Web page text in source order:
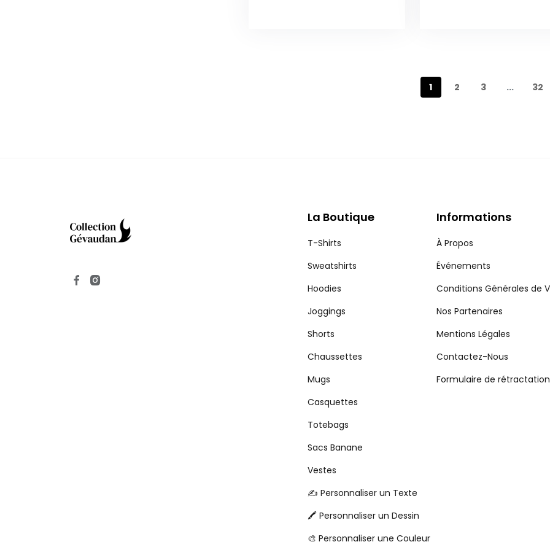
1 2 3 ... 32
La Boutique
T-Shirts
Sweatshirts
Hoodies
Joggings
Shorts
Chaussettes
Mugs
Casquettes
Totebags
Sacs Banane
Vestes
✍️ Personnaliser un Texte
🖍️ Personnaliser un Dessin
🎨 Personnaliser une Couleur
Informations
À Propos
Événements
Conditions Générales de
Nos Partenaires
Mentions Légales
Contactez-Nous
Formulaire de rétractation